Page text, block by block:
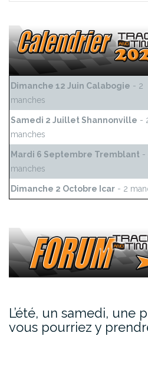
Dimanche 12 Juin Calabogie - 2
manches
Samedi 2 Juillet Shannonville -
manches
Mardi 6 Septembre Tremblant -
manches
Dimanche 2 Octobre Icar - 2
L’été, un samedi, une
vous pourriez y